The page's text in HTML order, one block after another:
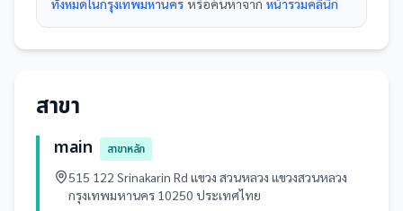
ทั้งหมดในกรุงเทพมหานคร หรือค้นหาจาก หน้ารวมคลินิก
สาขา
main
สาขาหลัก
515 122 Srinakarin Rd แขวง สวนหลวง แขวงสวนหลวง
กรุงเทพมหานคร 10250 ประเทศไทย